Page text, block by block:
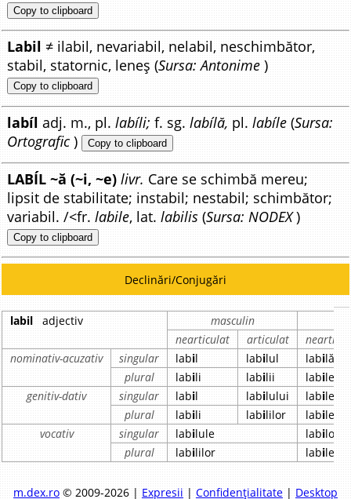
Copy to clipboard
Labil ≠ ilabil, nevariabil, nelabil, neschimbător,
stabil, statornic, leneș (Sursa: Antonime )
Copy to clipboard
labíladj. m., pl.labíli;f. sg.labílă, pl.labíle (Sursa:
Ortografic ) Copy to clipboard
LABÍL ~ă (~i, ~e) livr. Care se schimbă mereu;
lipsit de stabilitate; instabil; nestabil; schimbător;
variabil. /<fr.labile, lat.labilis (Sursa: NODEX)
Copy to clipboard
Declinări/Conjugări
labil adjectiv masculin
nearticulat
articulat
nominativ-acuzativ
singular labil labilul labilă
plural
labili labilii labile
genitiv-dativ
singular labil labilului labile
plural
labili labililor labile
vocativ
singular labilule labilo
plural
labililor labilelor
m.dex.ro© 2009-2026 | Expresii | Confidențialitate| Desktop